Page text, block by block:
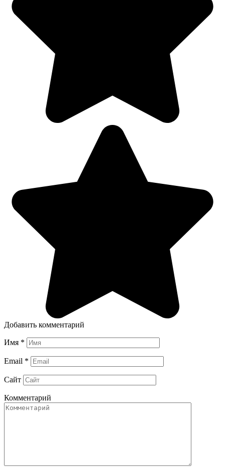
Добавить комментарий
Имя *
Email *
Сайт
Комментарий